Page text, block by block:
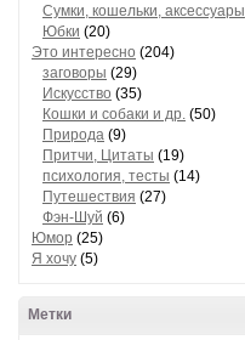
Сумки, кошельки, аксессуары
Юбки (20)
Это интересно (204)
заговоры (29)
Искусство (35)
Кошки и собаки и др. (50)
Природа (9)
Притчи, Цитаты (19)
психология, тесты (14)
Путешествия (27)
Фэн-Шуй (6)
Юмор (25)
Я хочу (5)
Метки